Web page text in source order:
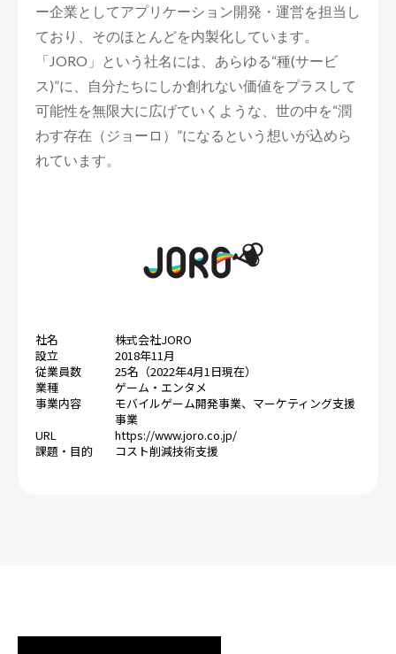
ー企業としてアプリケーション開発・運営を担当し
ており、そのほとんどを内製化しています。
「JORO」という社名には、あらゆる“種(サービ
ス)”に、自分たちにしか創れない価値をプラスして
可能性を無限⼤に広げていくような、世の中を“潤
わす存在（ジョーロ）”になるという想いが込めら
れています。
社名
株式会社JORO
設立
2018年11月
従業員数
25名（2022年4月1日現在）
業種
ゲーム・エンタメ
事業内容
モバイルゲーム開発事業、マーケティング支援
事業
URL
https://www.joro.co.jp/
課題・目的
コスト削減技術支援